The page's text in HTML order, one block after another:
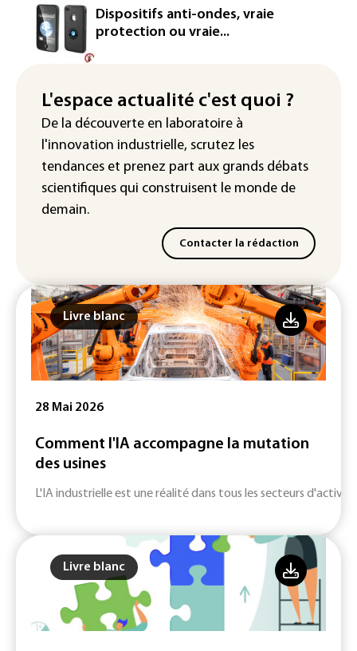
Mineurs sur les réseaux sociaux: Meta
condamné à verser 567 millions de
dollars supplémentaires au Nouveau-
Mexique
Arabie saoudite, Turquie et Pakistan
vont signer vendredi un accord de
défense (source proche de l'armée)
Dispositifs anti-ondes, vraie
protection ou vraie...
L'espace actualité c'est quoi ?
De la découverte en laboratoire à
l'innovation industrielle, scrutez les
tendances et prenez part aux grands débats
scientifiques qui construisent le monde de
demain.
Contacter la rédaction
Livre blanc
28 Mai 2026
Comment l'IA accompagne la mutation
des usines
L'IA industrielle est une réalité dans tous les secteurs
Livre blanc